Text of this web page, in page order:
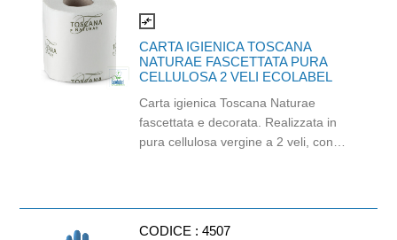
compare_arrows
CARTA IGIENICA TOSCANA
NATURAE FASCETTATA PURA
CELLULOSA 2 VELI ECOLABEL
Carta igienica Toscana Naturae
fascettata e decorata. Realizzata in
pura cellulosa vergine a 2 veli, con
CODICE : 4507